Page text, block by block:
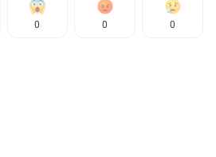
0 0 0